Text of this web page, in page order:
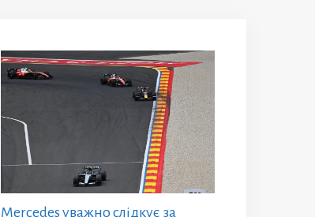
Mercedes уважно слідкує за